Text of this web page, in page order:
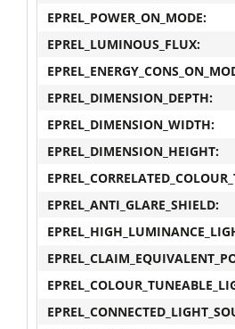
EPREL_POWER_ON_MODE:
EPREL_LUMINOUS_FLUX:
EPREL_DIMENSION_DEPTH:
EPREL_DIMENSION_WIDTH:
EPREL_DIMENSION_HEIGHT:
EPREL_ANTI_GLARE_SHIELD: